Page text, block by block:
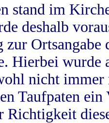
stand im
deshalb
zur
Hierbei wurde
nicht
Taufpaten
Richtigkeit